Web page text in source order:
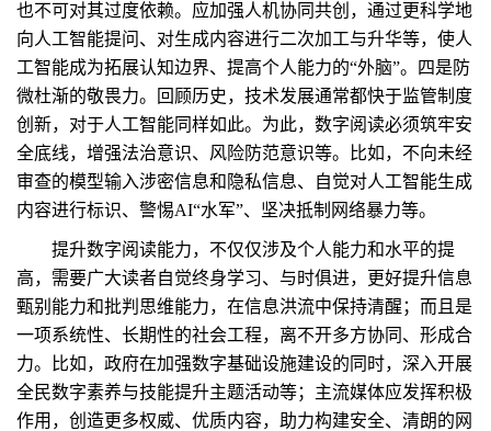
也不可对其过度依赖。应加强人机协同共创，通过更科学地
向人工智能提问、对生成内容进行二次加工与升华等，使人
工智能成为拓展认知边界、提高个人能力的“外脑”。四是防
微杜渐的敬畏力。回顾历史，技术发展通常都快于监管制度
创新，对于人工智能同样如此。为此，数字阅读必须筑牢安
全底线，增强法治意识、风险防范意识等。比如，不向未经
审查的模型输入涉密信息和隐私信息、自觉对人工智能生成
内容进行标识、警惕AI“水军”、坚决抵制网络暴力等。
提升数字阅读能力，不仅仅涉及个人能力和水平的提
高，需要广大读者自觉终身学习、与时俱进，更好提升信息
甄别能力和批判思维能力，在信息洪流中保持清醒；而且是
一项系统性、长期性的社会工程，离不开多方协同、形成合
力。比如，政府在加强数字基础设施建设的同时，深入开展
全民数字素养与技能提升主题活动等；主流媒体应发挥积极
作用，创造更多权威、优质内容，助力构建安全、清朗的网